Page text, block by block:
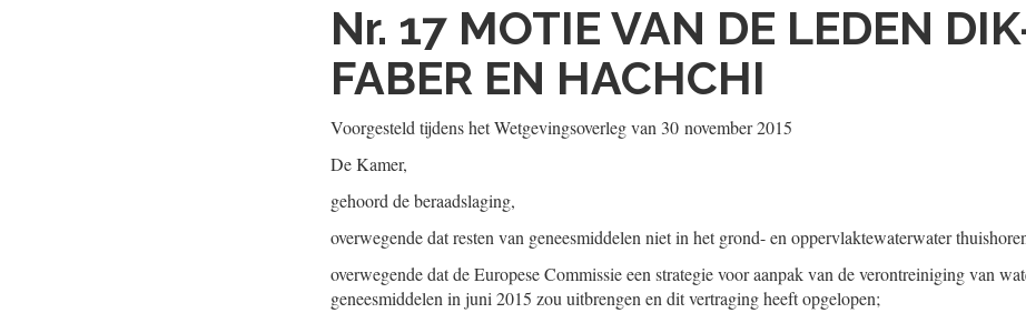
Nr. 17 MOTIE VAN DE LEDEN
FABER EN HACHCHI
Voorgesteld tijdens het Wetgevingsoverleg van 30 november 2015
De Kamer,
gehoord de beraadslaging,
overwegende dat resten van geneesmiddelen niet in het grond- en oppervlaktewaterwater
overwegende dat de Europese Commissie een strategie voor aanpak van de verontreiniging van
geneesmiddelen in juni 2015 zou uitbrengen en dit vertraging heeft opgelopen;